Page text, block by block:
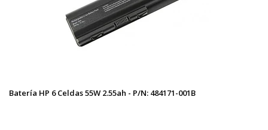
Batería HP 6 Celdas 55W 2.55ah - P/N: 484171-001B